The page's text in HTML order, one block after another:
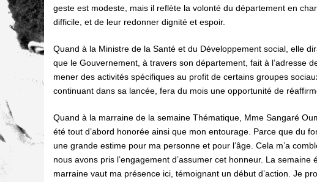
geste est modeste, mais il reflète la volonté du département en
difficile, et de leur redonner dignité et espoir.
Quand à la Ministre de la Santé et du Développement social, elle
que le Gouvernement, à travers son département, fait à l’adresse
mener des activités spécifiques au profit de certains groupes
continuant dans sa lancée, fera du mois une opportunité de
Quand à la marraine de la semaine Thématique, Mme Sangaré
été tout d’abord honorée ainsi que mon entourage. Parce que du
une grande estime pour ma personne et pour l’âge. Cela m’a
nous avons pris l’engagement d’assumer cet honneur. La
marraine vaut ma présence ici, témoignant un début d’action. Je